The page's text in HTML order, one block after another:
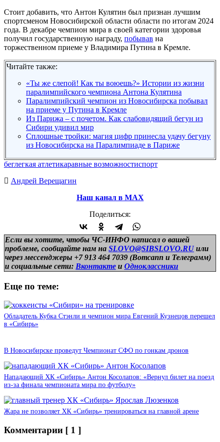
Стоит добавить, что Антон Кулятин был признан лучшим
спортсменом Новосибирской области области по итогам 2024
года. В декабре чемпион мира в своей категории здоровья
получил государственную награду, побывав на
торжественном приеме у Владимира Путина в Кремле.
Читайте также:
«Ты же слепой! Как ты воюешь?» Истории из жизни
паралимпийского чемпиона Антона Кулятина
Паралимпийский чемпион из Новосибирска побывал
на приеме у Путина в Кремле
Из Парижа – с почетом. Как слабовидящий бегун из
Сибири удивил мир
Сплошные тройки: магия цифр принесла удачу бегуну
из Новосибирска на Паралимпиаде в Париже
беглегкая атлетикаравные возможностиспорт
Андрей Верещагин
Наш канал в МАХ
Поделиться:
Если вы хотите, чтобы ЧС-ИНФО написал о вашей
проблеме, сообщайте нам на SLOVO@SIBSLOVO.RU или
через мессенджеры +7 913 464 7039 (Вотсапп и Телеграмм)
и социальные сети: Вконтакте и Одноклассники
Еще по теме:
Обладатель Кубка Стэнли и чемпион мира Евгений Кузнецов перешел
в «Сибирь»
В Новосибирске проведут Чемпионат СФО по гонкам дронов
Нападающий ХК «Сибирь» Антон Косолапов: «Вернул билет на поезд
из-за финала чемпионата мира по футболу»
Жара не позволяет ХК «Сибирь» тренироваться на главной арене
Комментарии [ 1 ]